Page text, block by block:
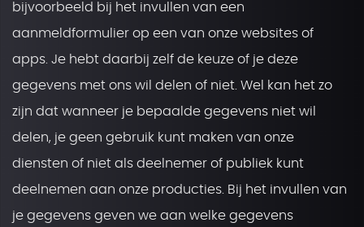
bijvoorbeeld bij het invullen van een
aanmeldformulier op een van onze websites of
apps. Je hebt daarbij zelf de keuze of je deze
gegevens met ons wil delen of niet. Wel kan het zo
zijn dat wanneer je bepaalde gegevens niet wil
delen, je geen gebruik kunt maken van onze
diensten of niet als deelnemer of publiek kunt
deelnemen aan onze producties. Bij het invullen van
je gegevens geven we aan welke gegevens